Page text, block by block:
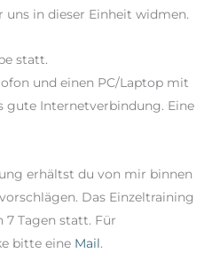
uns in dieser Einheit widmen.
statt.
und einen PC/Laptop mit
gute Internetverbindung. Eine
erhältst du von mir binnen
Das Einzeltraining
7 Tagen statt. Für
bitte eine Mail.